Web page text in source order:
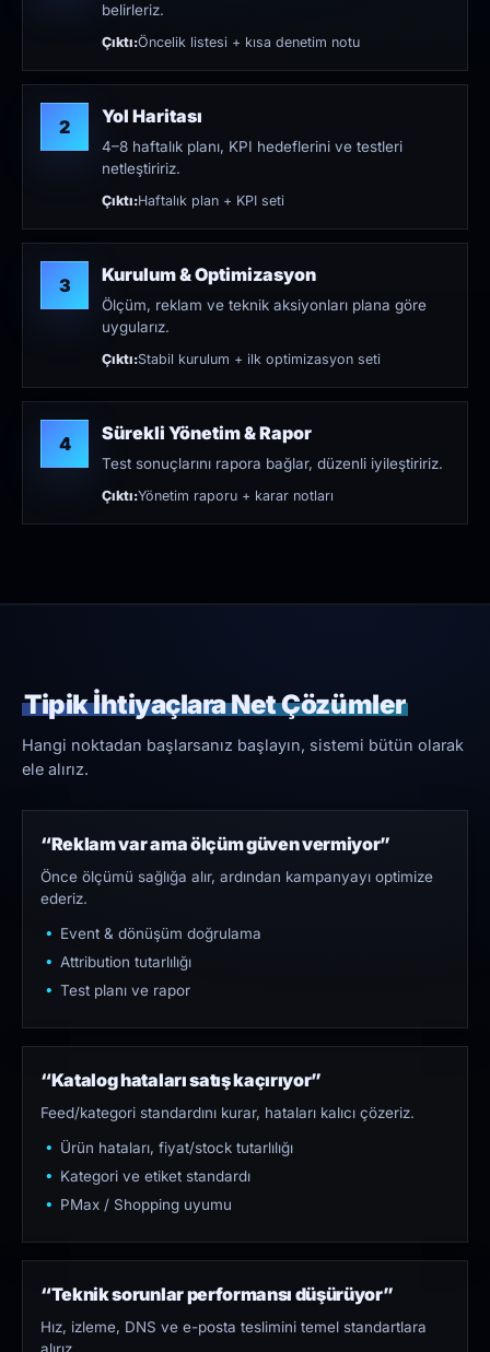
belirleriz.
Çıktı:Öncelik listesi + kısa denetim notu
2 Yol Haritası
4–8 haftalık planı, KPI hedeflerini ve testleri
netleştiririz.
Çıktı:Haftalık plan + KPI seti
3 Kurulum & Optimizasyon
Ölçüm, reklam ve teknik aksiyonları plana göre
uygularız.
Çıktı:Stabil kurulum + ilk optimizasyon seti
4 Sürekli Yönetim & Rapor
Test sonuçlarını rapora bağlar, düzenli iyileştiririz.
Çıktı:Yönetim raporu + karar notları
Tipik İhtiyaçlara Net Çözümler
Hangi noktadan başlarsanız başlayın, sistemi bütün olarak
ele alırız.
“Reklam var ama ölçüm güven vermiyor”
Önce ölçümü sağlığa alır, ardından kampanyayı optimize
ederiz.
Event & dönüşüm doğrulama
Attribution tutarlılığı
Test planı ve rapor
“Katalog hataları satış kaçırıyor”
Feed/kategori standardını kurar, hataları kalıcı çözeriz.
Ürün hataları, fiyat/stock tutarlılığı
Kategori ve etiket standardı
PMax / Shopping uyumu
“Teknik sorunlar performansı düşürüyor”
Hız, izleme, DNS ve e-posta teslimini temel standartlara